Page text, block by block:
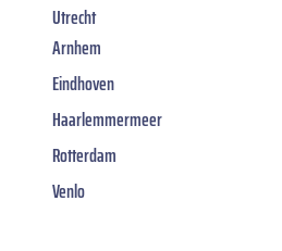
Utrecht
Arnhem
Eindhoven
Haarlemmermeer
Rotterdam
Venlo